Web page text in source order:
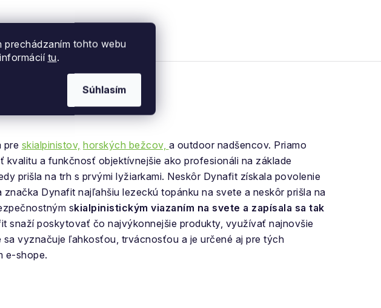
prechádzaním tohto webu
tu.
Súhlasím
pre skialpinistov, horských bežcov, a outdoor nadšencov. Priamo
a funkčnosť objektívnejšie ako profesionáli na základe
prišla na trh s prvými lyžiarkami. Neskôr Dynafit získala povolenie
Dynafit najľahšiu lezeckú topánku na svete a neskôr prišla na
skialpinistickým viazaním na svete a zapísala sa tak
snaží poskytovať čo najvýkonnejšie produkty, využívať najnovšie
vyznačuje ľahkosťou, trvácnosťou a je určené aj pre tých
e-shope.